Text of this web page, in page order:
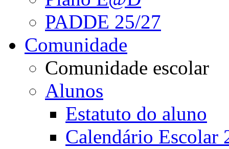
PADDE 25/27
Comunidade
Comunidade escolar
Alunos
Estatuto do aluno
Calendário Escolar